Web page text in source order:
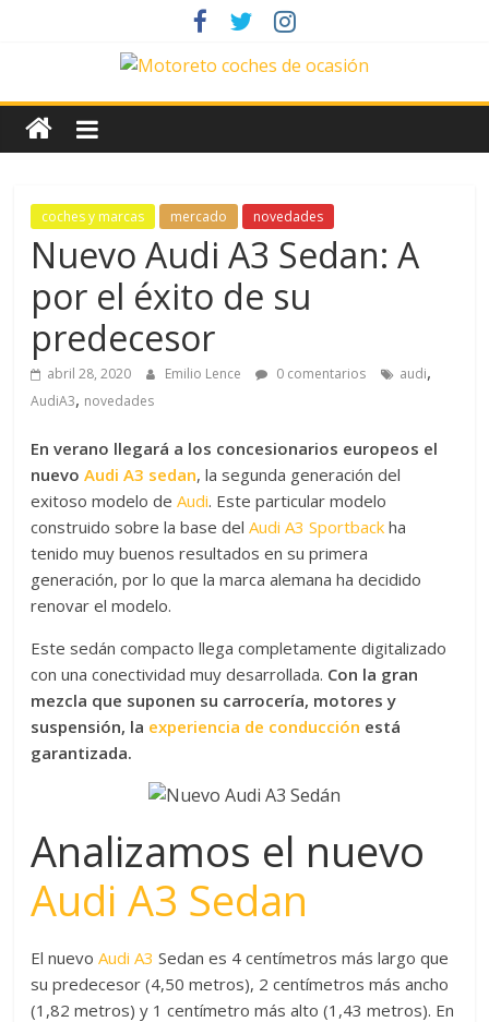
News
Motoreto
Noticias
coches
ocasión
coches y marcas mercado novedades
Nuevo Audi A3 Sedan: A
por el éxito de su
predecesor
abril 28, 2020 Emilio Lence 0 comentarios audi,
AudiA3, novedades
En verano llegará a los concesionarios europeos el
nuevoAudi A3 sedan, la segunda generación del
exitoso modelo deAudi. Este particular modelo
construido sobre la base delAudi A3 Sportback ha
tenido muy buenos resultados en su primera
generación, por lo que la marca alemana ha decidido
renovar el modelo.
Este sedán compacto llega completamente digitalizado
con una conectividad muy desarrollada. Con la gran
mezcla que suponen su carrocería, motores y
suspensión, la experiencia de conducción está
garantizada.
Analizamos el nuevo
Audi A3 Sedan
El nuevoAudi A3 Sedan es 4 centímetros más largo que
su predecesor (4,50 metros), 2 centímetros más ancho
(1,82 metros) y 1 centímetro más alto (1,43 metros). En